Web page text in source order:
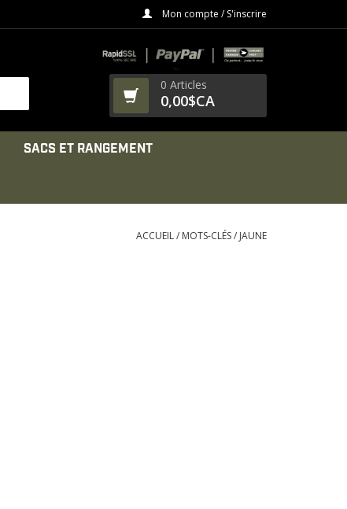
Mon compte / S'inscrire
0 Articles
0,00$CA
SACS ET RANGEMENT
ACCUEIL/ MOTS-CLÉS/ JAUNE